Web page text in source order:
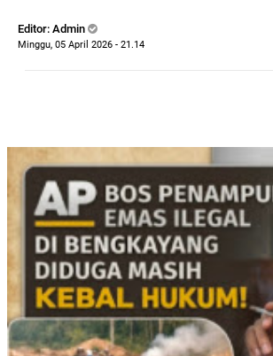
Editor: Admin
Minggu, 05 April 2026 - 21.14